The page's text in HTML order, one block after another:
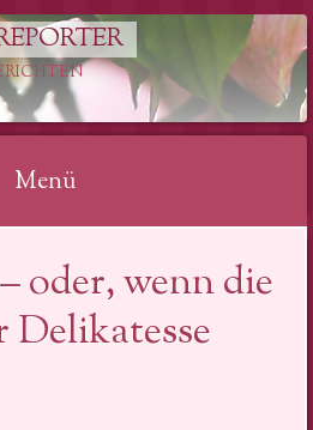
Menü
oder, wenn die
Delikatesse